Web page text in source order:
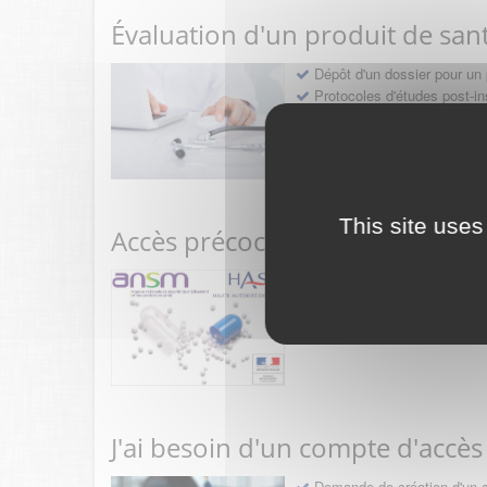
This site
Évaluation d'un produit de
Dépôt d'un dossier pour
Protocoles d'études post-
Accès précoce médicaments
Sollicitation RDV pré-
Déposer une demande
J'ai besoin d'un compte d'accès